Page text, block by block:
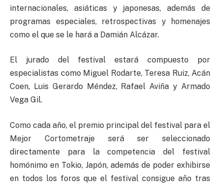
internacionales, asiáticas y japonesas, además de
programas especiales, retrospectivas y homenajes
como el que se le hará a Damián Alcázar.
El jurado del festival estará compuesto por
especialistas como Miguel Rodarte, Teresa Ruiz, Acán
Coen, Luis Gerardo Méndez, Rafael Aviña y Armado
Vega Gil.
Como cada año, el premio principal del festival para el
Mejor Cortometraje será ser seleccionado
directamente para la competencia del festival
homónimo en Tokio, Japón, además de poder exhibirse
en todos los foros que el festival consigue año tras